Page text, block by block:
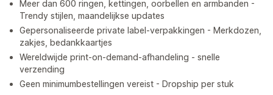
Meer dan 600 ringen, kettingen, oorbellen en armbanden -
Trendy stijlen, maandelijkse updates
Gepersonaliseerde private label-verpakkingen - Merkdozen,
zakjes, bedankkaartjes
Wereldwijde print-on-demand-afhandeling - snelle
verzending
Geen minimumbestellingen vereist - Dropship per stuk